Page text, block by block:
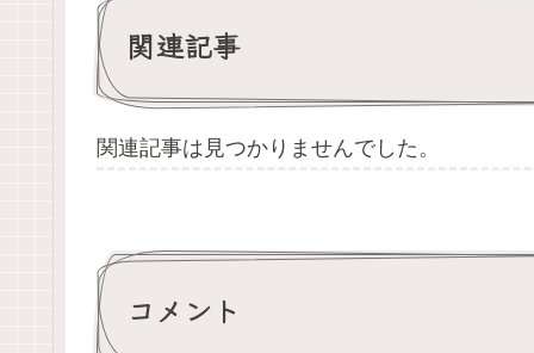
関連記事
関連記事は見つかりませんでした。
コメント